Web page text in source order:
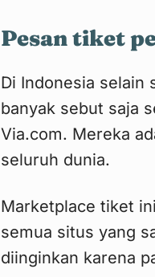
Pesan tiket
Di Indonesia selain
banyak sebut saja
Via.com. Mereka
seluruh dunia.
Marketplace tiket
semua situs yang
diinginkan karena